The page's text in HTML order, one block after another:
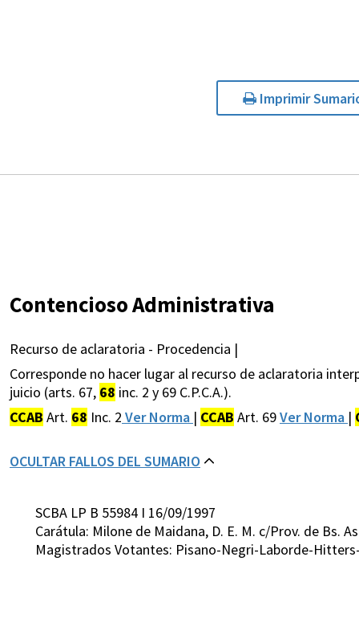
Imprimir
Contencioso Administrativa
Recurso de aclaratoria - Procedencia |
Corresponde no hacer lugar al recurso de aclaratoria
juicio (arts. 67, 68 inc. 2 y 69 C.P.C.A.).
CCAB Art. 68 Inc. 2 Ver Norma | CCAB Art. 69Ver Norma |
OCULTAR FALLOS DEL SUMARIO
SCBA LP B 55984 I 16/09/1997
Carátula: Milone de Maidana, D. E. M. c/Prov. de Bs.
Magistrados Votantes: Pisano-Negri-Laborde-